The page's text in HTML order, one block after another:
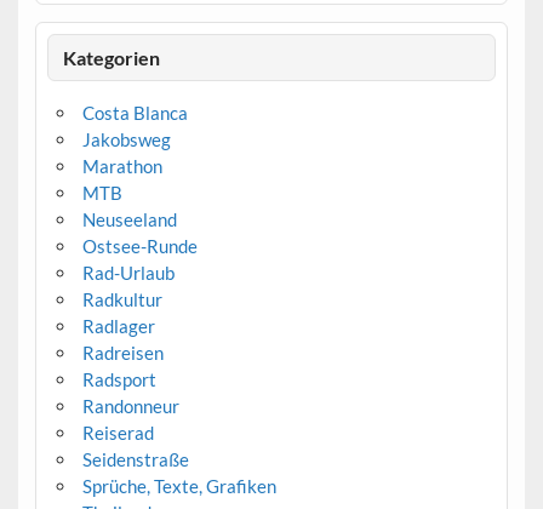
Kategorien
Costa Blanca
Jakobsweg
Marathon
MTB
Neuseeland
Ostsee-Runde
Rad-Urlaub
Radkultur
Radlager
Radreisen
Radsport
Randonneur
Reiserad
Seidenstraße
Sprüche, Texte, Grafiken